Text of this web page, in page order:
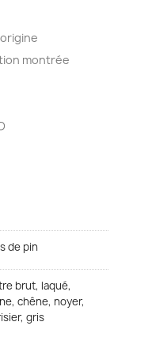
montrée
de pin
brut, laqué,
chêne, noyer,
gris